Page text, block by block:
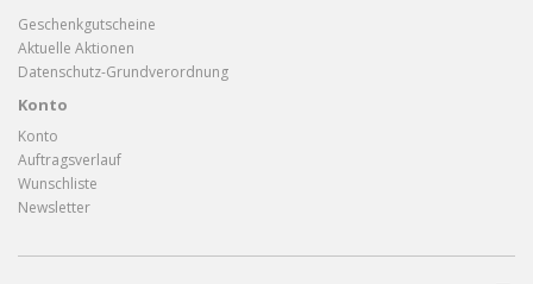
Geschenkgutscheine
Aktuelle Aktionen
Datenschutz-Grundverordnung
Konto
Konto
Auftragsverlauf
Wunschliste
Newsletter